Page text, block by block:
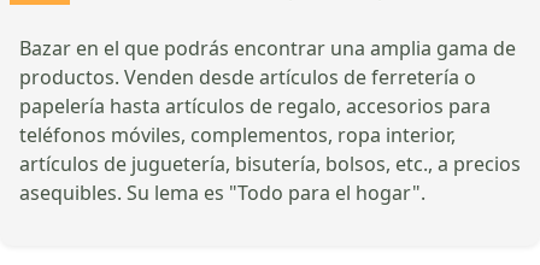
Bazar en el que podrás encontrar una amplia gama de
productos. Venden desde artículos de ferretería o
papelería hasta artículos de regalo, accesorios para
teléfonos móviles, complementos, ropa interior,
artículos de juguetería, bisutería, bolsos, etc., a precios
asequibles. Su lema es "Todo para el hogar".